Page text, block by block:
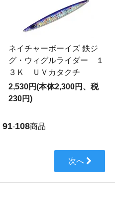
ネイチャーボーイズ 鉄ジ
グ・ウィグルライダー １
３Ｋ ＵＶカタクチ
2,530円(本体2,300円、税
230円)
91-108商品
次へ